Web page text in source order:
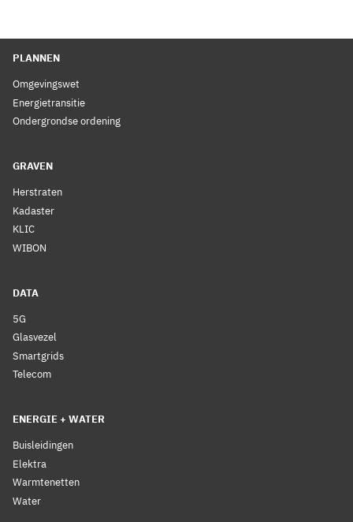
PLANNEN
Omgevingswet
Energietransitie
Ondergrondse ordening
GRAVEN
Herstraten
Kadaster
KLIC
WIBON
DATA
5G
Glasvezel
Smartgrids
Telecom
ENERGIE + WATER
Buisleidingen
Elektra
Warmtenetten
Water